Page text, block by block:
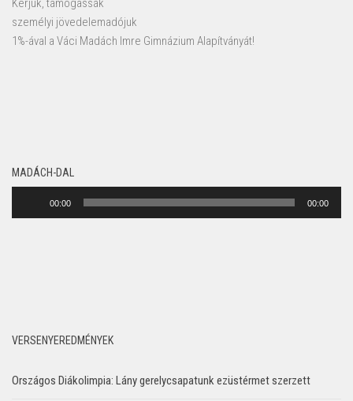
Kérjük, támogassák
személyi jövedelemadójuk
1%-ával a Váci Madách Imre Gimnázium Alapítványát!
MADÁCH-DAL
00:00 00:00
VERSENYEREDMÉNYEK
Országos Diákolimpia: Lány gerelycsapatunk ezüstérmet szerzett